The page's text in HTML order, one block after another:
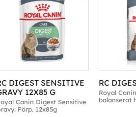
DIGEST SENSITIVE
12X85 G
Canin Digest Sensitive
Förp. 12x85g
RC
Royal
balanserat